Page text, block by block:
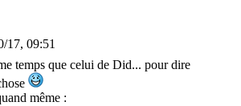
17, 09:51
temps que celui de Did... pour dire
même :